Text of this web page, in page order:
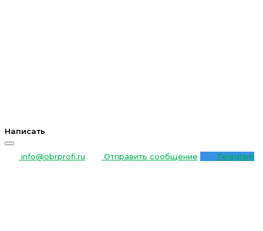
Написать
info@obrprofi.ru Отправить сообщение Telegram